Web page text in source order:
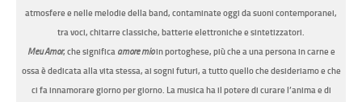
atmosfere e nelle melodie della band, contaminate oggi da suoni contemporanei,
tra voci, chitarre classiche, batterie elettroniche e sintetizzatori.
Meu Amor, che significa amore mioin portoghese, più che a una persona in carne e
ossa è dedicata alla vita stessa, ai sogni futuri, a tutto quello che desideriamo e che
ci fa innamorare giorno per giorno. La musica ha il potere di curare l’anima e di